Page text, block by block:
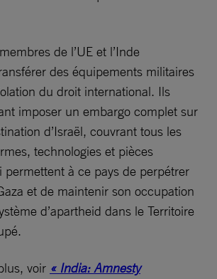
de l’UE et l’Inde
des équipements militaires
du droit international. Ils
imposer un embargo complet sur
d’Israël, couvrant tous les
technologies et pièces
permettent à ce pays de perpétrer
et de maintenir son occupation
d’apartheid dans le Territoire
voir « India: Amnesty